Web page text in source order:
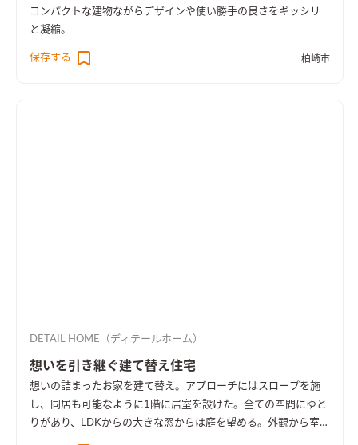
コンパクトな建物ながらデザインや使い勝手の良さをギッシリ
と凝縮。
保存する 柏崎市
DETAIL HOME（ディテールホーム）
想いを引き継ぐ建て替え住宅
想いの詰まったお家を建て替え。アプローチにはスロープを施
し、同居も可能なように1階に居室を設けた。全ての空間にゆと
りがあり、LDKからの大きな窓からは庭を望める。外観から室内